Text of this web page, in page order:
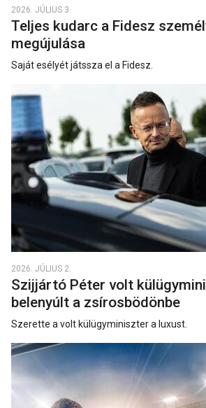
2026. JÚLIUS 3.
Teljes kudarc a Fidesz
megújulása
Saját esélyét játssza el a Fidesz.
2026. JÚLIUS 2.
Szijjártó Péter volt
belenyúlt a zsírosbödönbe
Szerette a volt külügyminiszter a luxust.